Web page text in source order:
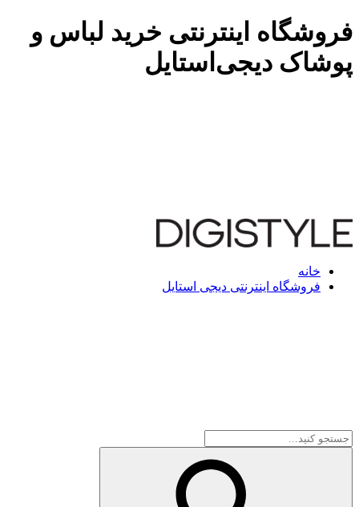
فروشگاه اینترنتی خرید لباس و
پوشاک دیجی‌استایل
خانه
فروشگاه اینترنتی دیجی استایل